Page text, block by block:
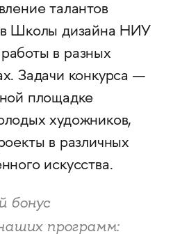
талантов
Школы дизайна НИУ
в разных
Задачи конкурса —
площадке
художников,
в различных
искусства.
бонус
программ: